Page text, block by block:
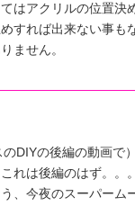
はアクリルの位置決
すれば出来ない事も
ません。
DIYの後編の動画で
れは後編のはず。。
、今夜のスーパーム